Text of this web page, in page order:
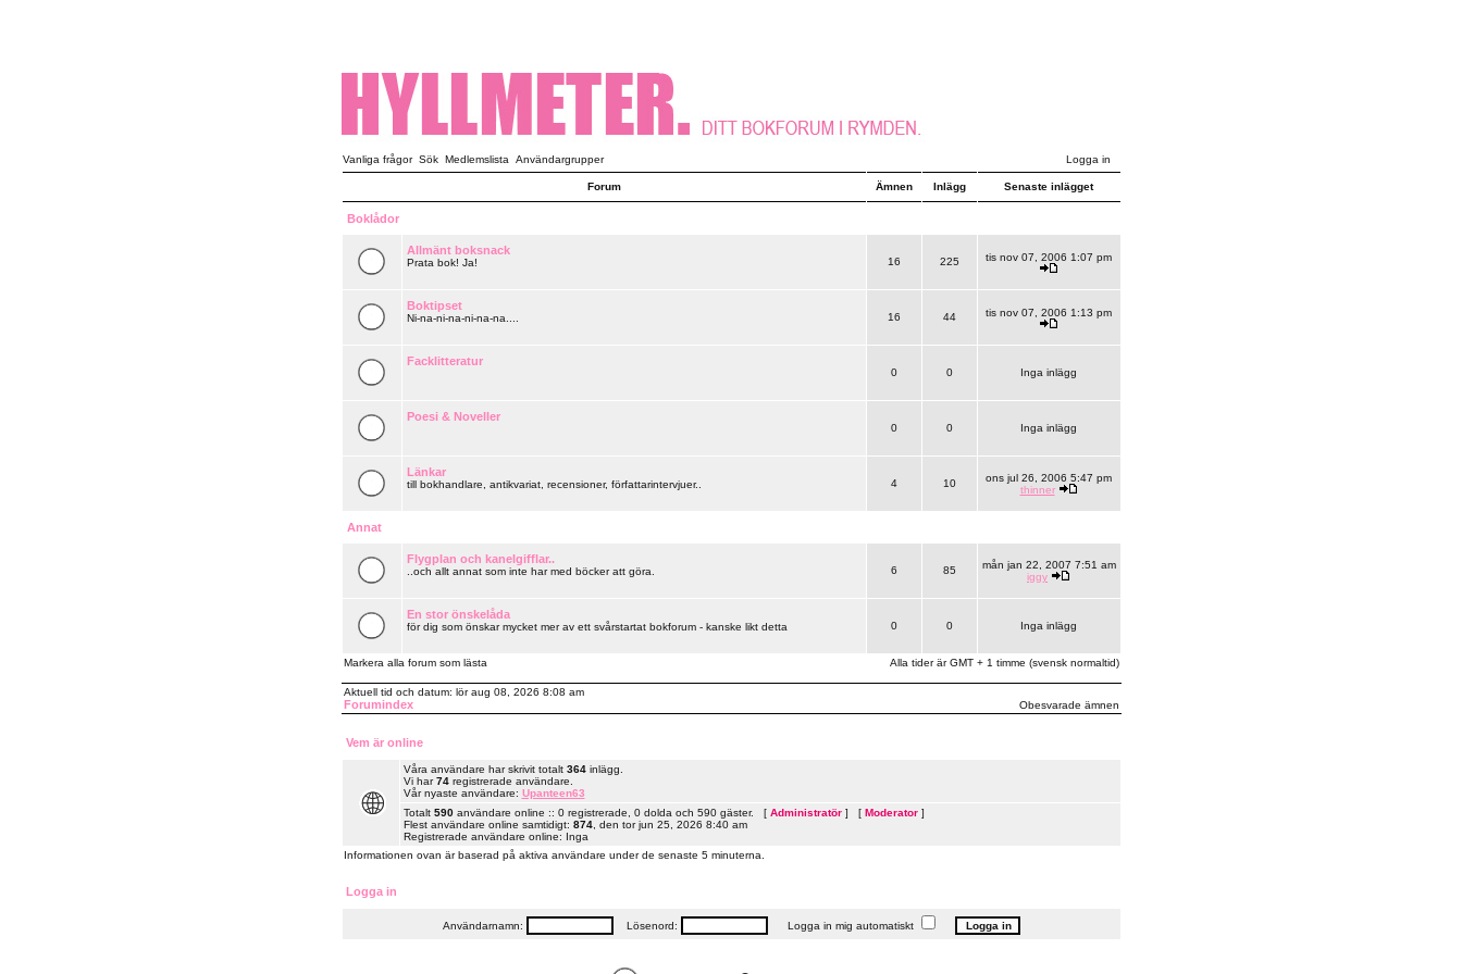
Vanliga frågor Sök Medlemslista Användargrupper Logga in
Forum Ämnen Inlägg Senaste inlägget
Boklådor
Allmänt boksnack
Prata bok! Ja! 16 225 tis nov 07, 2006 1:07 pm
Boktipset
Ni-na-ni-na-ni-na-na.... 16 44 tis nov 07, 2006 1:13 pm
Facklitteratur
0 0 Inga inlägg
Poesi & Noveller
0 0 Inga inlägg
Länkar
till bokhandlare, antikvariat, recensioner, författarintervjuer.. 4 10
ons jul 26, 2006 5:47 pm
thinner
Annat
Flygplan och kanelgifflar..
..och allt annat som inte har med böcker att göra. 6 85
mån jan 22, 2007 7:51 am
iggy
En stor önskelåda
för dig som önskar mycket mer av ett svårstartat bokforum - kanske likt detta 0 0 Inga inlägg
Markera alla forum som lästa Alla tider är GMT + 1 timme (svensk normaltid)
Aktuell tid och datum: lör aug 08, 2026 8:08 am
Forumindex Obesvarade ämnen
Vem är online
Våra användare har skrivit totalt 364inlägg.
Vi har74registrerade användare.
Vår nyaste användare: Upanteen63
Totalt 590användare online :: 0 registrerade, 0 dolda och 590 gäster. [ Administratör] [ Moderator]
Flest användare online samtidigt: 874, den tor jun 25, 2026 8:40 am
Registrerade användare online: Inga
Informationen ovan är baserad på aktiva användare under de senaste 5 minuterna.
Logga in
Användarnamn: Lösenord: Logga in mig automatiskt